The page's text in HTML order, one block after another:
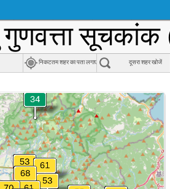
सूचकांक
निकटतम शहर का पता लगाएं दूसरा शहर खोजें